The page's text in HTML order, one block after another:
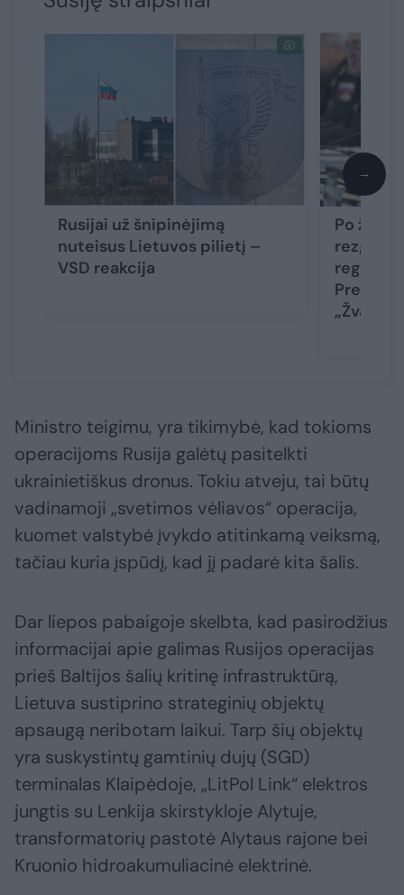
Rusijai už šnipinėjimą
nuteisus Lietuvos pilietį –
VSD reakcija
Po
regione
→
Ministro teigimu, yra tikimybė, kad tokioms
operacijoms Rusija galėtų pasitelkti
ukrainietiškus dronus. Tokiu atveju, tai būtų
vadinamoji „svetimos vėliavos“ operacija,
kuomet valstybė įvykdo atitinkamą veiksmą,
tačiau kuria įspūdį, kad jį padarė kita šalis.
Dar liepos pabaigoje skelbta, kad pasirodžius
informacijai apie galimas Rusijos operacijas
prieš Baltijos šalių kritinę infrastruktūrą,
Lietuva sustiprino strateginių objektų
apsaugą neribotam laikui. Tarp šių objektų
yra suskystintų gamtinių dujų (SGD)
terminalas Klaipėdoje, „LitPol Link“ elektros
jungtis su Lenkija skirstykloje Alytuje,
transformatorių pastotė Alytaus rajone bei
Kruonio hidroakumuliacinė elektrinė.